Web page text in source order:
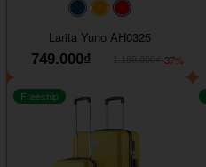
#093f69#ffa500
Larita Yuno AH0325
749.000₫
-37%
Freeship